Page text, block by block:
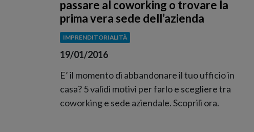
passare al coworking o trovare la
prima vera sede dell’azienda
IMPRENDITORIALITÀ
19/01/2016
E’ il momento di abbandonare il tuo ufficio in
casa? 5 validi motivi per farlo e scegliere tra
coworking e sede aziendale. Scoprili ora.